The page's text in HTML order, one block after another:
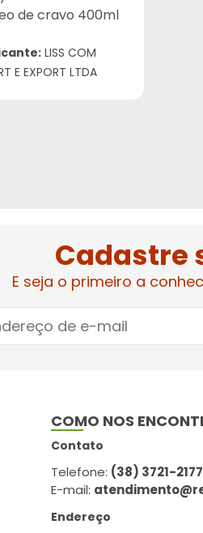
de cravo 400ml
LISS COM
E EXPORT LTDA
Cadastre
E seja o primeiro a
COMO NOS
Contato
Telefone: (38) 3721-2177
E-mail:
Endereço